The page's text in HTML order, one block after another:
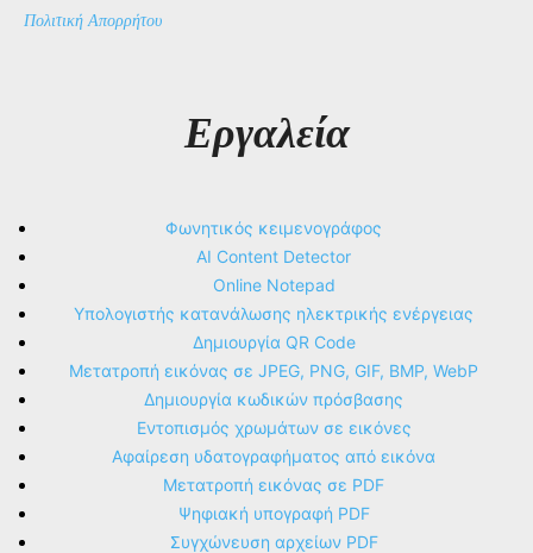
Πολιτική Απορρήτου
Εργαλεία
Φωνητικός κειμενογράφος
AI Content Detector
Online Notepad
Υπολογιστής κατανάλωσης ηλεκτρικής ενέργειας
Δημιουργία QR Code
Μετατροπή εικόνας σε JPEG, PNG, GIF, BMP, WebP
Δημιουργία κωδικών πρόσβασης
Εντοπισμός χρωμάτων σε εικόνες
Αφαίρεση υδατογραφήματος από εικόνα
Μετατροπή εικόνας σε PDF
Ψηφιακή υπογραφή PDF
Συγχώνευση αρχείων PDF